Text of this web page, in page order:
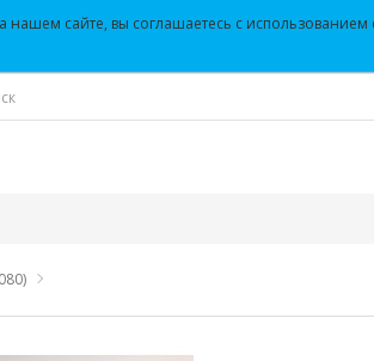
+7(343)382-
сайте, вы соглашаетесь с